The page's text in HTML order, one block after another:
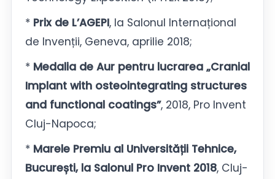
* Prix de L’AGEPI, la Salonul Internațional
de Invenții, Geneva, aprilie 2018;
* Medalia de Aur pentru lucrarea „Cranial
Implant with osteointegrating structures
and functional coatings”, 2018, Pro Invent
Cluj-Napoca;
* Marele Premiu al Universității Tehnice,
București, la Salonul Pro Invent 2018, Cluj-